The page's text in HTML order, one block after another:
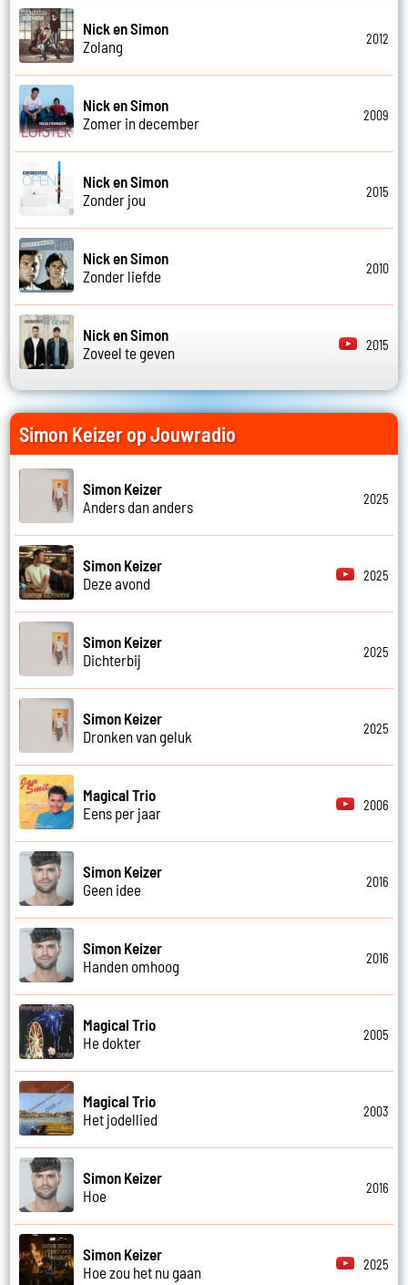
Nick en Simon
Zolang
2012
Nick en Simon
Zomer in december
2009
Nick en Simon
Zonder jou
2015
Nick en Simon
Zonder liefde
2010
Nick en Simon
Zoveel te geven
2015
Simon Keizer op Jouwradio
Simon Keizer
Anders dan anders
2025
Simon Keizer
Deze avond
2025
Simon Keizer
Dichterbij
2025
Simon Keizer
Dronken van geluk
2025
Magical Trio
Eens per jaar
2006
Simon Keizer
Geen idee
2016
Simon Keizer
Handen omhoog
2016
Magical Trio
He dokter
2005
Magical Trio
Het jodellied
2003
Simon Keizer
Hoe
2016
Simon Keizer
Hoe zou het nu gaan
2025